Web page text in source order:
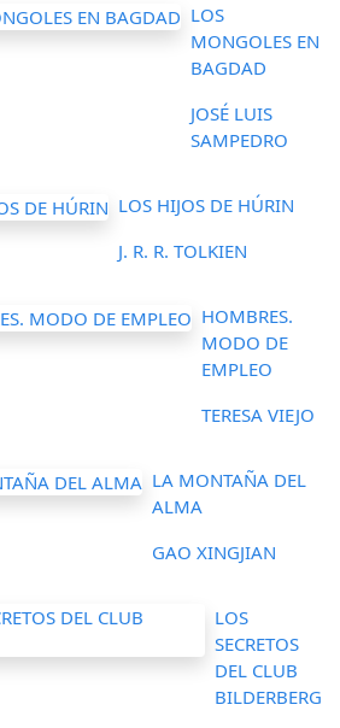
LOS
MONGOLES EN
BAGDAD
JOSÉ LUIS
SAMPEDRO
LOS HIJOS DE HÚRIN
J. R. R. TOLKIEN
HOMBRES.
MODO DE
EMPLEO
TERESA VIEJO
LA MONTAÑA DEL
ALMA
GAO XINGJIAN
LOS
SECRETOS
DEL CLUB
BILDERBERG